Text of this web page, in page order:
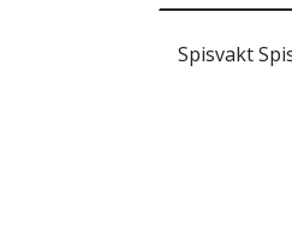
Spisvakt